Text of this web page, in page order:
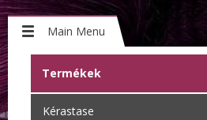
Main Menu
Termékek
Kérastase